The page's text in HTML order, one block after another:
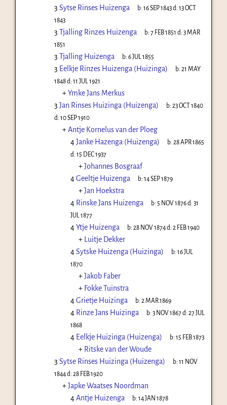
3 Sytse Rinses Huizenga b:16 SEP 1843d:13 OCT
1843
3 Tjalling Rinzes Huizenga b:7 FEB 1851 d:3 MAR
1851
3 Tjalling Huizenga b:6 JUL 1855
3 Eelkje Rinzes Huizenga (Huizinga) b:21 MAY
1848d: 11 JUL 1921
+Ymke Jans Merkus
3 Jan Rinses Huizinga (Huizenga) b:23 OCT 1840
d: 10 SEP 1910
+Antje Kornelus van der Ploeg
4Janke Hazenga (Huizenga) b:28 APR 1865
d: 15 DEC 1937
+Johannes Bosgraaf
4Geeltje Huizenga b:14 SEP 1879
+Jan Hoekstra
4 Rinske Jans Huizenga b: 5 NOV 1876d:31
JUL 1877
4Ytje Huizenga b:28 NOV 1874d:2 FEB 1940
+ Luitje Dekker
4Sytske Huizenga (Huizinga) b:16 JUL
1870
+Jakob Faber
+ Fokke Tuinstra
4Grietje Huizinga b:2 MAR 1869
4 Rinze Jans Huizinga b:3 NOV 1867d:27 JUL
1868
4 Eelkje Huizinga (Huizenga) b:15 FEB 1873
+ Ritske van der Woude
3 Sytse Rinses Huizinga (Huizenga) b:11 NOV
1844d: 28 FEB 1920
+Japke Waatses Noordman
4Antje Huizenga b:14 JAN 1878